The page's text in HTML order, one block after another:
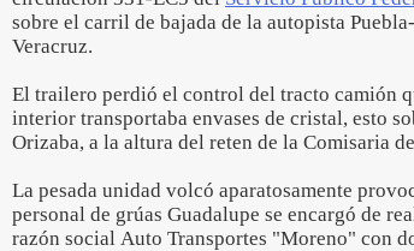
sobre el carril de bajada de la autopista Puebla-
Veracruz.
El trailero perdió el control del tracto camión
interior transportaba envases de cristal, esto
Orizaba, a la altura del reten de la Comisaria
La pesada unidad volcó aparatosamente
personal de grúas Guadalupe se encargó de
razón social Auto Transportes "Moreno" con